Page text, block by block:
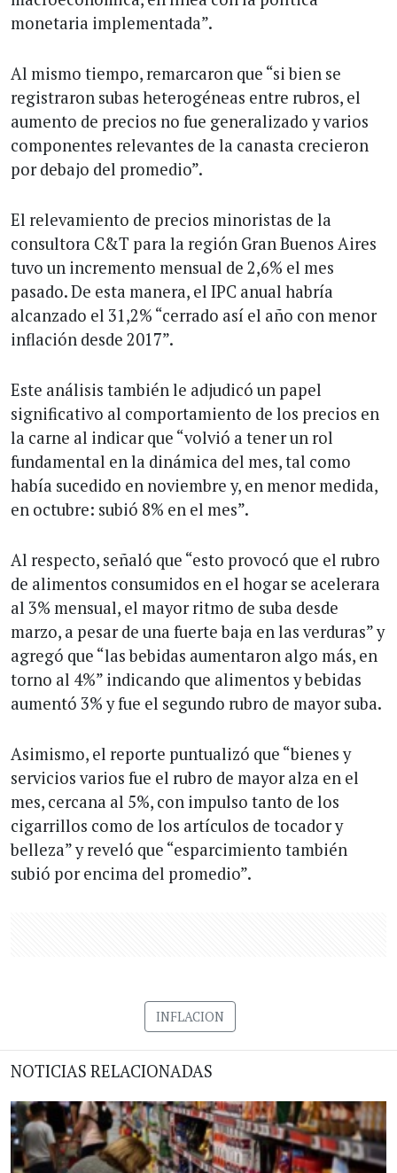
monetaria implementada”.
Al mismo tiempo, remarcaron que “si bien se
registraron subas heterogéneas entre rubros, el
aumento de precios no fue generalizado y varios
componentes relevantes de la canasta crecieron
por debajo del promedio”.
El relevamiento de precios minoristas de la
consultora C&T para la región Gran Buenos Aires
tuvo un incremento mensual de 2,6% el mes
pasado. De esta manera, el IPC anual habría
alcanzado el 31,2% “cerrado así el año con menor
inflación desde 2017”.
Este análisis también le adjudicó un papel
significativo al comportamiento de los precios en
la carne al indicar que “volvió a tener un rol
fundamental en la dinámica del mes, tal como
había sucedido en noviembre y, en menor medida,
en octubre: subió 8% en el mes”.
Al respecto, señaló que “esto provocó que el rubro
de alimentos consumidos en el hogar se acelerara
al 3% mensual, el mayor ritmo de suba desde
marzo, a pesar de una fuerte baja en las verduras” y
agregó que “las bebidas aumentaron algo más, en
torno al 4%” indicando que alimentos y bebidas
aumentó 3% y fue el segundo rubro de mayor suba.
Asimismo, el reporte puntualizó que “bienes y
servicios varios fue el rubro de mayor alza en el
mes, cercana al 5%, con impulso tanto de los
cigarrillos como de los artículos de tocador y
belleza” y reveló que “esparcimiento también
subió por encima del promedio”.
INFLACION
NOTICIAS RELACIONADAS